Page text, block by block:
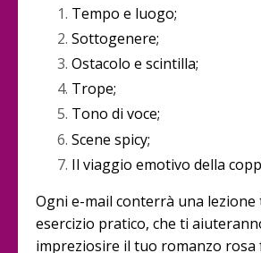
Tempo e luogo;
Sottogenere;
Ostacolo e scintilla;
Trope;
Tono di voce;
Scene spicy;
Il viaggio emotivo della
Ogni e-mail conterrà una lezione
esercizio pratico, che ti
impreziosire il tuo romanzo rosa